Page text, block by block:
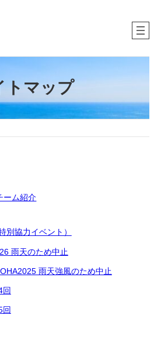
トマップ
ーム紹介
別協力イベント）
雨天のため中止
雨天強風のため中止
回
回